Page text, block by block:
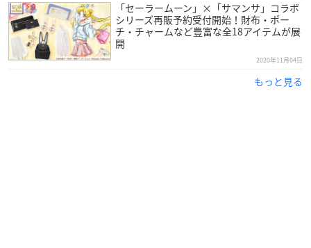
「セーラームーン」×「サマンサ」コラボ
シリーズ再販予約受付開始！財布・ポー
チ・チャームなど豊富な全18アイテムが展
開
2020年11月04日
もっと見る